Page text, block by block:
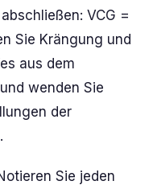
VCG =
Sie Krängung und
aus dem
wenden Sie
der
Sie jeden